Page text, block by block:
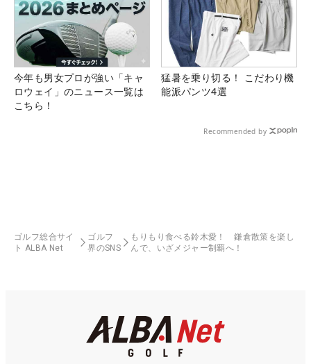
今年も男女プロが強い「キャ
ロウェイ」のニュース一覧は
こちら！
猛暑を乗り切る！ こだわり機
能派パンツ4選
Recommended by
ゴルフ総合サイ
ト ALBA Net
ゴルフ
界のSNS
もりもり食べる鈴木愛！ 鎌倉散策を楽し
んで、いざメジャー制覇へ！